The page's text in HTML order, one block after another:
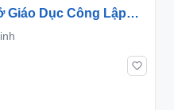
Giáo Dục Công Lập
Năm 2023